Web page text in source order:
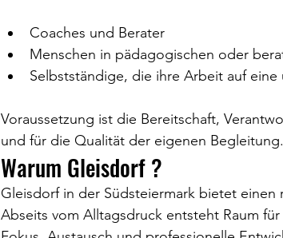
Coaches und Berater
Menschen in pädagogischen oder
Selbstständige, die ihre Arbeit auf
Voraussetzung ist die Bereitschaft,
und für die Qualität der eigenen Begleitung.
Warum Gleisdorf ?
Gleisdorf in der Südsteiermark bietet einen
Abseits vom Alltagsdruck entsteht Raum